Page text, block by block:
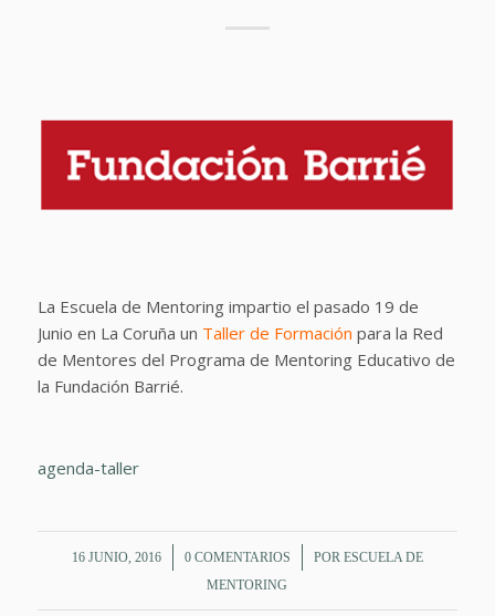
La Escuela de Mentoring impartio el pasado 19 de
Junio en La Coruña un Taller de Formación para la Red
de Mentores del Programa de Mentoring Educativo de
la Fundación Barrié.
agenda-taller
16 JUNIO, 2016
/ 0 COMENTARIOS
/ POR ESCUELA DE
MENTORING